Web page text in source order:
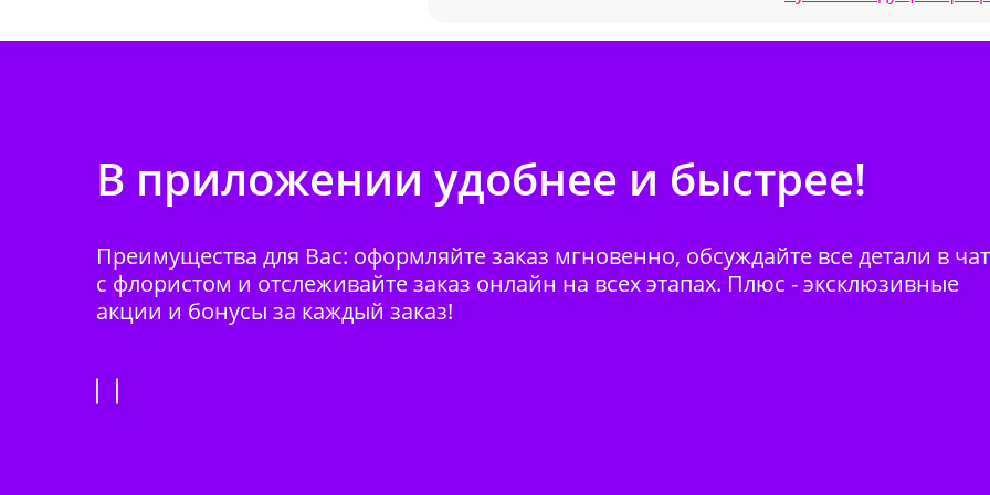
В приложении удобнее и быстрее!
Преимущества для Вас: оформляйте заказ мгновенно, обсуждайте все детали в
с флористом и отслеживайте заказ онлайн на всех этапах. Плюс - эксклюзивные
акции и бонусы за каждый заказ!